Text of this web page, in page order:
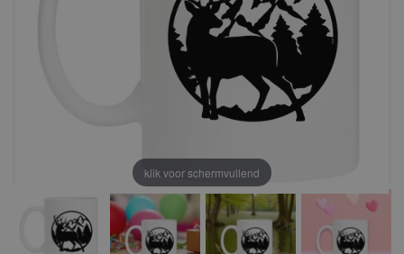
klik voor schermvullend